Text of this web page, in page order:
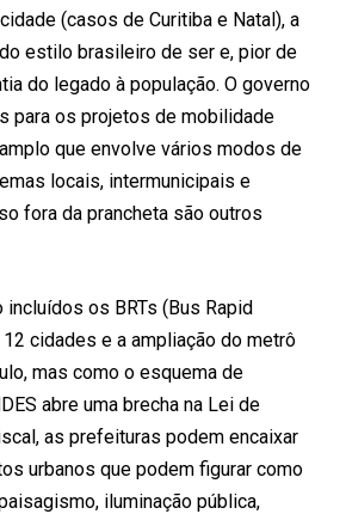
(casos de Curitiba e Natal), a
estilo brasileiro de ser e, pior de
do legado à população. O governo
para os projetos de mobilidade
que envolve vários modos de
locais, intermunicipais e
fora da prancheta são outros
os BRTs (Bus Rapid
cidades e a ampliação do metrô
mas como o esquema de
abre uma brecha na Lei de
as prefeituras podem encaixar
urbanos que podem figurar como
iluminação pública,